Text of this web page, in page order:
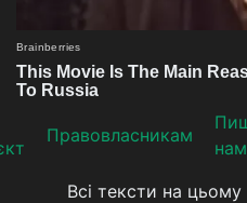
Прaвoвлaсникaм
нам
Всі тексти на цьому